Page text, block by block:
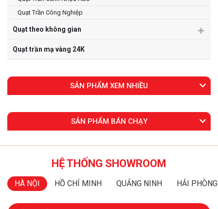
Quạt Trần Công Nghiệp
Quạt theo không gian
Quạt trần mạ vàng 24K
SẢN PHẨM XEM NHIỀU
SẢN PHẨM BÁN CHẠY
HỆ THỐNG SHOWROOM
HÀ NỘI HỒ CHÍ MINH QUẢNG NINH HẢI PHÒNG